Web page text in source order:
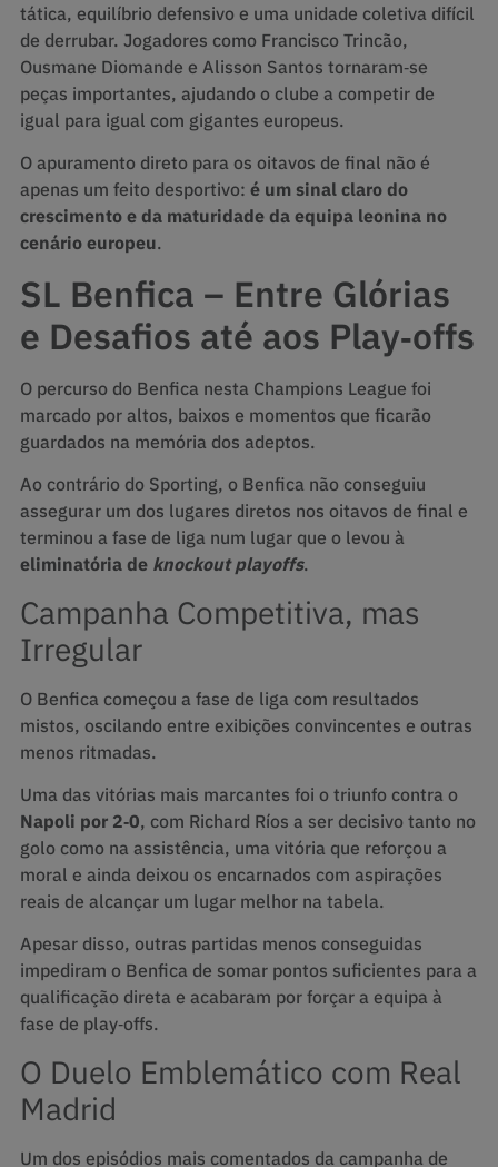
tática, equilíbrio defensivo e uma unidade coletiva difícil
de derrubar. Jogadores como Francisco Trincão,
Ousmane Diomande e Alisson Santos tornaram‑se
peças importantes, ajudando o clube a competir de
igual para igual com gigantes europeus.
O apuramento direto para os oitavos de final não é
apenas um feito desportivo: é um sinal claro do
crescimento e da maturidade da equipa leonina no
cenário europeu.
SL Benfica – Entre Glórias
e Desafios até aos Play‑offs
O percurso do Benfica nesta Champions League foi
marcado por altos, baixos e momentos que ficarão
guardados na memória dos adeptos.
Ao contrário do Sporting, o Benfica não conseguiu
assegurar um dos lugares diretos nos oitavos de final e
terminou a fase de liga num lugar que o levou à
eliminatória de knockout playoffs.
Campanha Competitiva, mas
Irregular
O Benfica começou a fase de liga com resultados
mistos, oscilando entre exibições convincentes e outras
menos ritmadas.
Uma das vitórias mais marcantes foi o triunfo contra o
Napoli por 2‑0, com Richard Ríos a ser decisivo tanto no
golo como na assistência, uma vitória que reforçou a
moral e ainda deixou os encarnados com aspirações
reais de alcançar um lugar melhor na tabela.
Apesar disso, outras partidas menos conseguidas
impediram o Benfica de somar pontos suficientes para a
qualificação direta e acabaram por forçar a equipa à
fase de play‑offs.
O Duelo Emblemático com Real
Madrid
Um dos episódios mais comentados da campanha de